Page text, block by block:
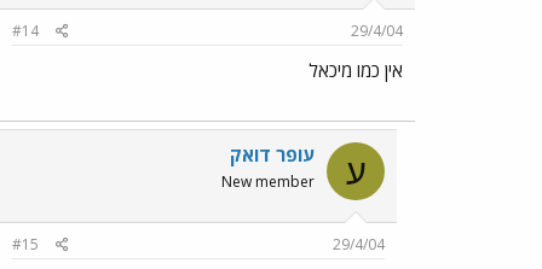
29/4/04
#14
אין כמו מיכאל
ע עופר דואק
New member
29/4/04
#15